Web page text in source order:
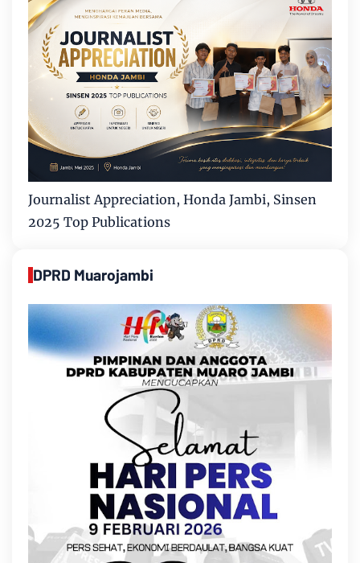
Journalist Appreciation, Honda Jambi, Sinsen
2025 Top Publications
DPRD Muarojambi